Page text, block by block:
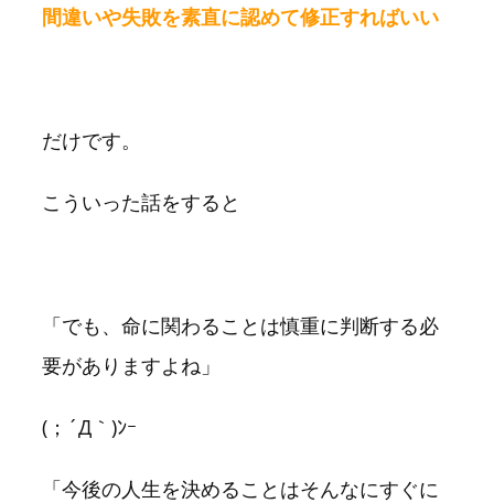
間違いや失敗を素直に認めて修正すればいい
だけです。
こういった話をすると
「でも、命に関わることは慎重に判断する必
要がありますよね」
(；´Д｀)ﾝｰ
「今後の人生を決めることはそんなにすぐに